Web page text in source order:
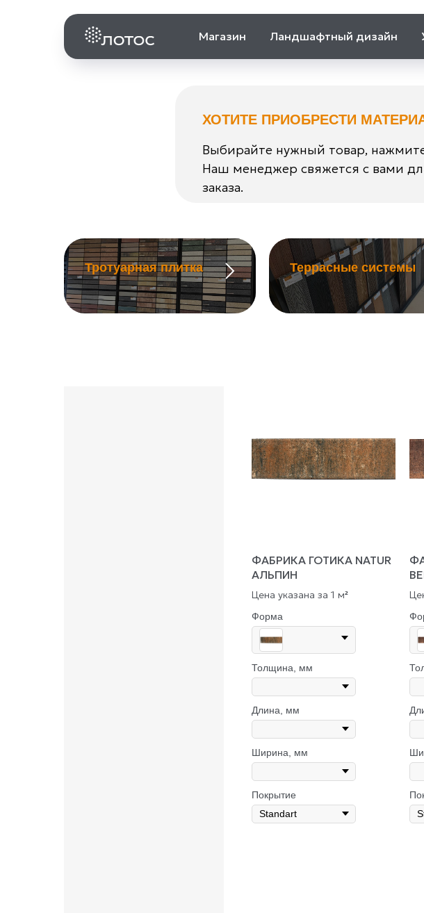
Магазин Ландшафтный дизайн
Выбирайте нужный товар,
Наш менеджер свяжется с вами
заказа.
ХОТИТЕ ПРИОБРЕСТИ
Тротуарная плитка Террасные системы
ФАБРИКА ГОТИКА NATUR
АЛЬПИН
Цена указана за 1 м²
Форма
Толщина, мм
Длина, мм
Ширина, мм
Покрытие